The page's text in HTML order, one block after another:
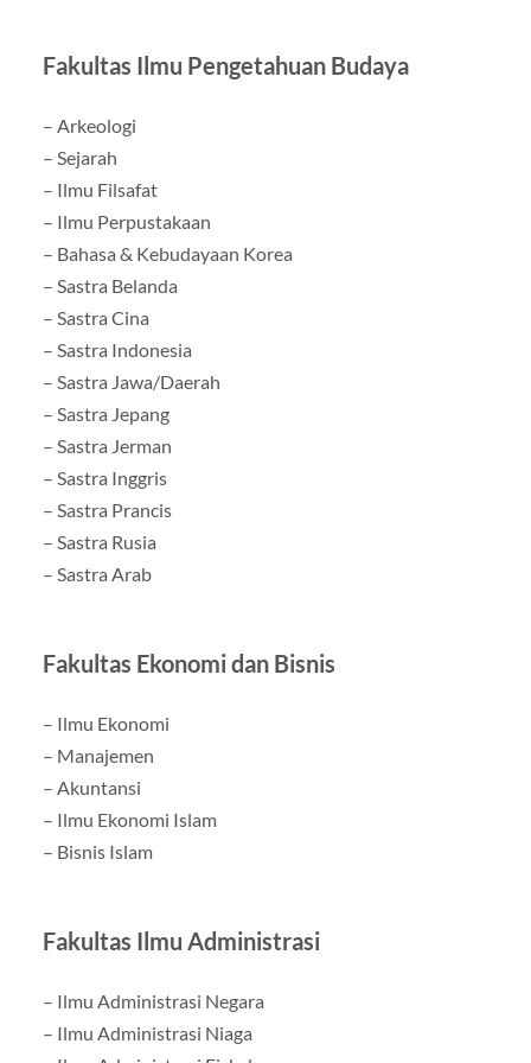
Fakultas Ilmu Pengetahuan Budaya
– Arkeologi
– Sejarah
– Ilmu Filsafat
– Ilmu Perpustakaan
– Bahasa & Kebudayaan Korea
– Sastra Belanda
– Sastra Cina
– Sastra Indonesia
– Sastra Jawa/Daerah
– Sastra Jepang
– Sastra Jerman
– Sastra Inggris
– Sastra Prancis
– Sastra Rusia
– Sastra Arab
Fakultas Ekonomi dan Bisnis
– Ilmu Ekonomi
– Manajemen
– Akuntansi
– Ilmu Ekonomi Islam
– Bisnis Islam
Fakultas Ilmu Administrasi
– Ilmu Administrasi Negara
– Ilmu Administrasi Niaga